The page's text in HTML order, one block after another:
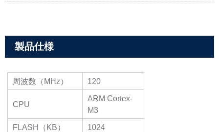
製品仕様
周波数（MHz） 120
CPU
ARM Cortex-
M3
FLASH（KB）
1024